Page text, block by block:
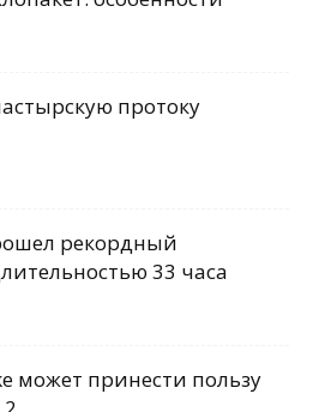
протоку
рекордный
33 часа
может принести пользу